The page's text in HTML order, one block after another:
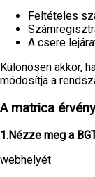
Feltételes
A csere
Különösen akkor,
módosítja a
A matrica
1.Nézze meg a
webhelyét